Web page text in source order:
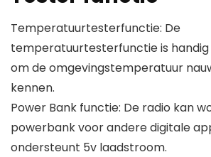
Temperatuurtesterfunctie: De
temperatuurtesterfunctie is
om de omgevingstemperatuur
kennen.
Power Bank functie: De radio kan
powerbank voor andere digitale
ondersteunt 5v laadstroom.